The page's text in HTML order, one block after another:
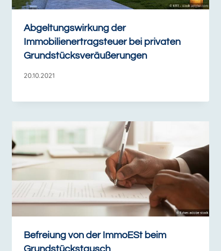
Abgeltungswirkung der
Immobilienertragsteuer bei privaten
Grundstücksveräußerungen
20.10.2021
Befreiung von der ImmoESt beim